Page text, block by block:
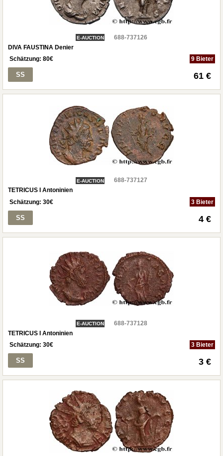
E-AUCTION
688-737126
DIVA FAUSTINA Denier
Schätzung: 80€ 9 Bieter
SS 61 €
E-AUCTION
688-737127
TETRICUS I Antoninien
Schätzung: 30€ 3 Bieter
SS 4 €
E-AUCTION
688-737128
TETRICUS I Antoninien
Schätzung: 30€ 3 Bieter
SS 3 €